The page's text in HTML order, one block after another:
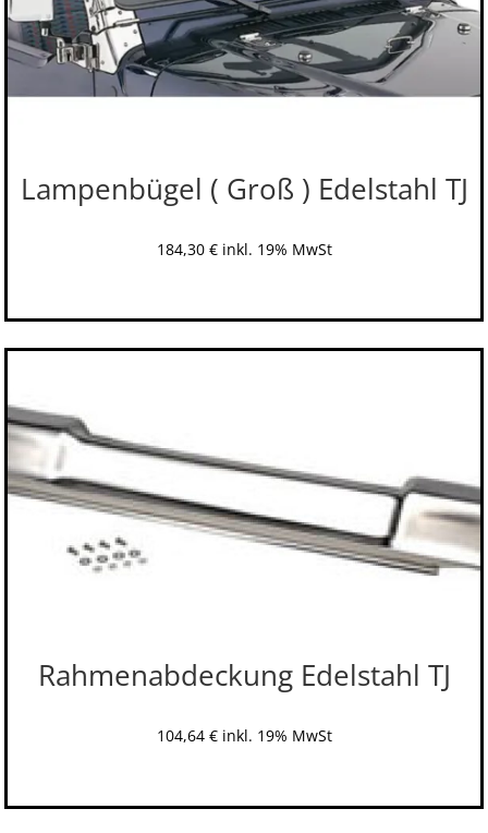
Lampenbügel ( Groß ) Edelstahl TJ
184,30 € inkl. 19% MwSt
Rahmenabdeckung Edelstahl TJ
104,64 € inkl. 19% MwSt